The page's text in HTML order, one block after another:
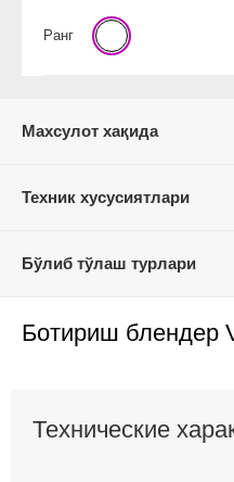
Ранг
Махсулот хақида
Техник хусусиятлари
Бўлиб тўлаш турлари
Ботириш блендер
Технические